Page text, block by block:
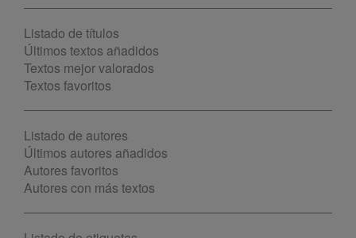
Listado de títulos
Últimos textos añadidos
Textos mejor valorados
Textos favoritos
Listado de autores
Últimos autores añadidos
Autores favoritos
Autores con más textos